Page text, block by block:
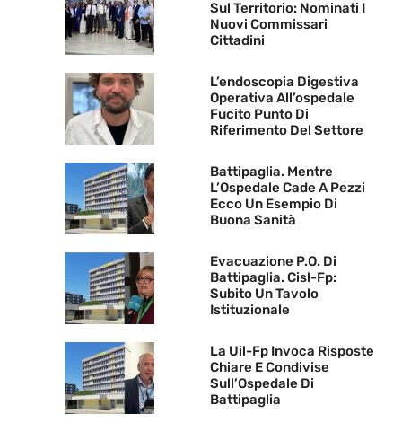
Sul Territorio: Nominati I
Nuovi Commissari
Cittadini
L’endoscopia Digestiva
Operativa All’ospedale
Fucito Punto Di
Riferimento Del Settore
Battipaglia. Mentre
L’Ospedale Cade A Pezzi
Ecco Un Esempio Di
Buona Sanità
Evacuazione P.O. Di
Battipaglia. Cisl-Fp:
Subito Un Tavolo
Istituzionale
La Uil-Fp Invoca Risposte
Chiare E Condivise
Sull’Ospedale Di
Battipaglia